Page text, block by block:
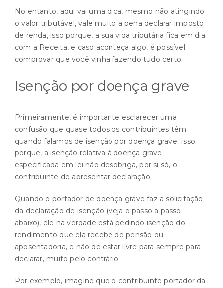
No entanto, aqui vai uma dica, mesmo não atingindo
o valor tributável, vale muito a pena declarar imposto
de renda, isso porque, a sua vida tributária fica em dia
com a Receita, e caso aconteça algo, é possível
comprovar que você vinha fazendo tudo certo.
Isenção por doença grave
Primeiramente, é importante esclarecer uma
confusão que quase todos os contribuintes têm
quando falamos de isenção por doença grave. Isso
porque, a isenção relativa à doença grave
especificada em lei não desobriga, por si só, o
contribuinte de apresentar declaração.
Quando o portador de doença grave faz a solicitação
da declaração de isenção (veja o passo a passo
abaixo), ele na verdade está pedindo isenção do
rendimento que ela recebe de pensão ou
aposentadoria, e não de estar livre para sempre para
declarar, muito pelo contrário.
Por exemplo, imagine que o contribuinte portador da